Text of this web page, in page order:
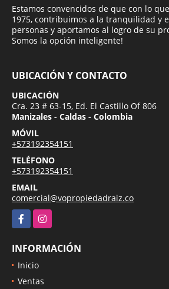
Estamos convencidos de que con lo
1975, contribuimos a la tranquilidad y
personas y aportamos al logro de su
Somos la opción inteligente!
UBICACIÓN Y CONTACTO
UBICACIÓN
Cra. 23 # 63-15, Ed. El Castillo Of 806
Manizales - Caldas - Colombia
MÓVIL
+573192354151
TELÉFONO
+573192354151
EMAIL
comercial@vopropiedadraiz.co
FacebookInstagram
INFORMACIÓN
Inicio